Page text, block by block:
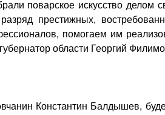
поварское искусство делом
престижных,
помогаем им
области Георгий
Константин Балдышев,